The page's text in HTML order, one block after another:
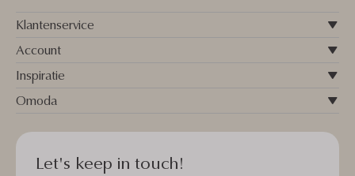
Klantenservice
Account
Inspiratie
Omoda
Let's keep in touch!